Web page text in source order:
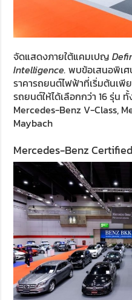
จัดแสดงภายใต้แคมเปญ
Intelligence. พบข้อเสนอพิเ
ราคารถยนต์ไฟฟ้าที่เริ่มต้นเ
รถยนต์ให้ได้เลือกกว่า 16 รุ่น
Mercedes-Benz V-Class,
Maybach
Mercedes-Benz